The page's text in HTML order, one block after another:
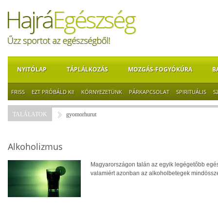
NYITÓLAP TÁPLÁLKOZÁS MOZGÁS-FOGYÓKÚRA
FRISS EZT PRÓBÁLD KI! KÖRNYEZETÜNK PÁRKAPCSOLAT SPIRITUÁLIS
TALÁLATOK gyomorhurut
Alkoholizmus
Magyarországon talán az egyik legégetőbb
valamiért azonban az alkoholbetegek